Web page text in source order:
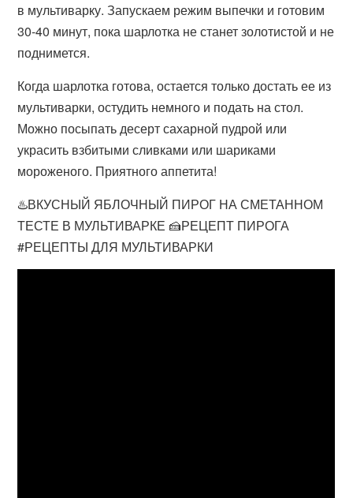
в мультиварку. Запускаем режим выпечки и готовим
30-40 минут, пока шарлотка не станет золотистой и не
поднимется.
Когда шарлотка готова, остается только достать ее из
мультиварки, остудить немного и подать на стол.
Можно посыпать десерт сахарной пудрой или
украсить взбитыми сливками или шариками
мороженого. Приятного аппетита!
♨️ВКУСНЫЙ ЯБЛОЧНЫЙ ПИРОГ НА СМЕТАННОМ
ТЕСТЕ В МУЛЬТИВАРКЕ 🍰РЕЦЕПТ ПИРОГА
#РЕЦЕПТЫ ДЛЯ МУЛЬТИВАРКИ